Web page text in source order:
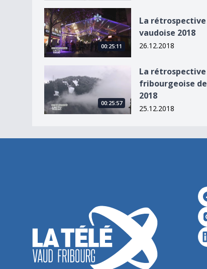
La rétrospective vaudoise 2018
00:25:11
La rétrospective
vaudoise 2018
26.12.2018
La rétrospective fribourgeoise de 2018
00:25:57
La rétrospective
fribourgeoise de
2018
25.12.2018